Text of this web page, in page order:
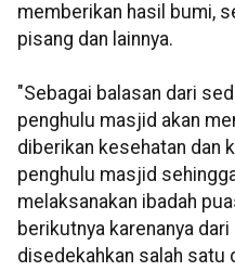
memberikan hasil bumi,
pisang dan lainnya.
"Sebagai balasan dari
penghulu masjid akan
diberikan kesehatan dan
penghulu masjid
melaksanakan ibadah
berikutnya karenanya
disedekahkan salah satu